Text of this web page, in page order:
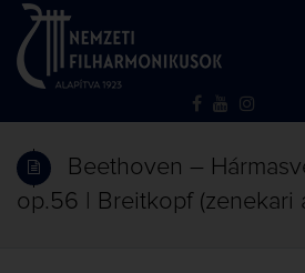
Beethoven –
op.56 | Breitkopf (zenekari